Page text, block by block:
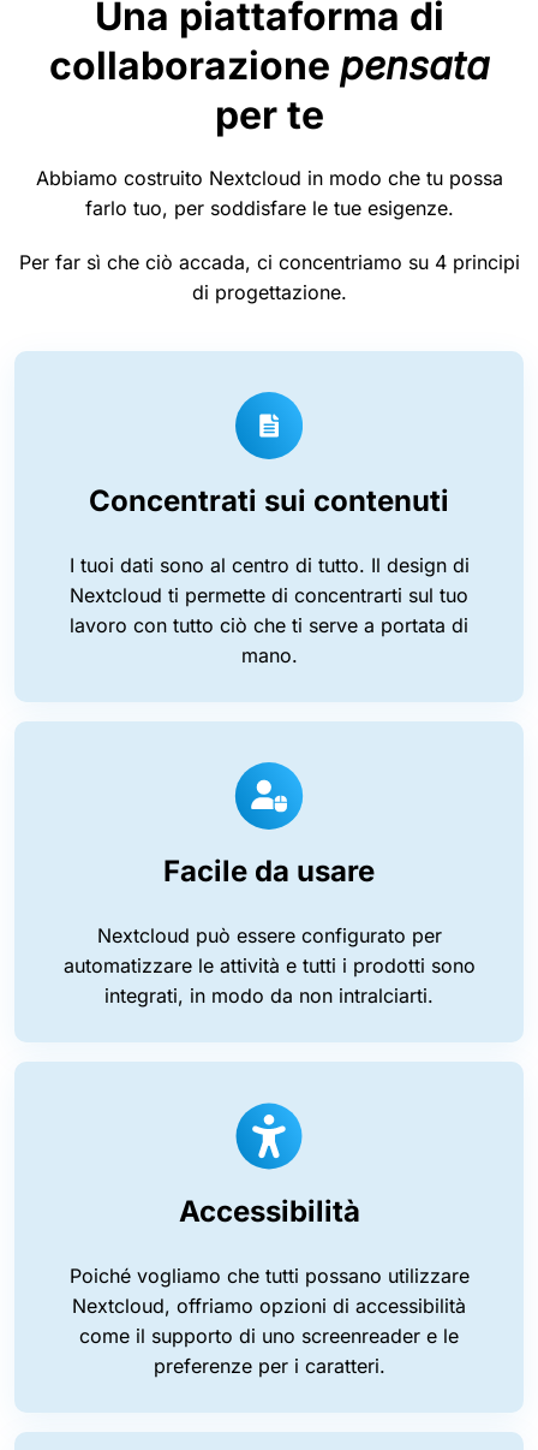
Una piattaforma di
collaborazione pensata
per te
Abbiamo costruito Nextcloud in modo che tu possa
farlo tuo, per soddisfare le tue esigenze.
Per far sì che ciò accada, ci concentriamo su 4 principi
di progettazione.
Concentrati sui contenuti
I tuoi dati sono al centro di tutto. Il design di
Nextcloud ti permette di concentrarti sul tuo
lavoro con tutto ciò che ti serve a portata di
mano.
Facile da usare
Nextcloud può essere configurato per
automatizzare le attività e tutti i prodotti sono
integrati, in modo da non intralciarti.
Accessibilità
Poiché vogliamo che tutti possano utilizzare
Nextcloud, offriamo opzioni di accessibilità
come il supporto di uno screenreader e le
preferenze per i caratteri.